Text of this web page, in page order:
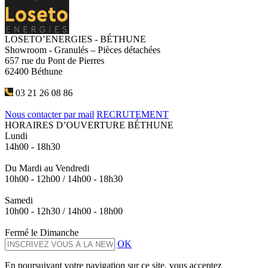
LOSETO’ENERGIES - BÉTHUNE
Showroom - Granulés – Pièces détachées
657 rue du Pont de Pierres
62400 Béthune
03 21 26 08 86
Nous contacter par mail RECRUTEMENT
HORAIRES D’OUVERTURE BÉTHUNE
Lundi
14h00 - 18h30
Du Mardi au Vendredi
10h00 - 12h00 / 14h00 - 18h30
Samedi
10h00 - 12h30 / 14h00 - 18h00
Fermé le Dimanche
OK
En poursuivant votre navigation sur ce site, vous acceptez